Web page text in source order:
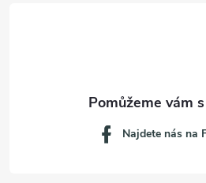
Najdete nás na